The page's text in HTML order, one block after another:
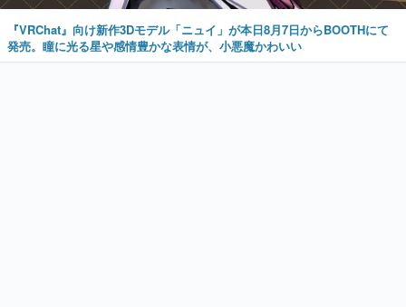
『VRChat』向け新作3Dモデル「ニュイ」が本日8月7日からBOOTHにて
発売。瞳に光る星や感情豊かな表情が、小悪魔かわいい